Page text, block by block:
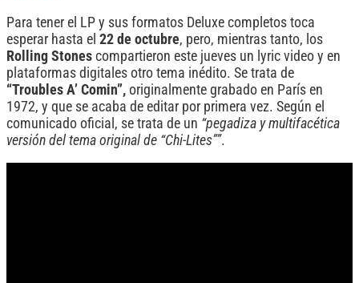
Para tener el LP y sus formatos Deluxe completos toca
esperar hasta el 22 de octubre, pero, mientras tanto, los
Rolling Stones compartieron este jueves un lyric video y en
plataformas digitales otro tema inédito. Se trata de
“Troubles A’ Comin”, originalmente grabado en París en
1972, y que se acaba de editar por primera vez. Según el
comunicado oficial, se trata de un “pegadiza y multifacética
versión del tema original de “Chi-Lites””.